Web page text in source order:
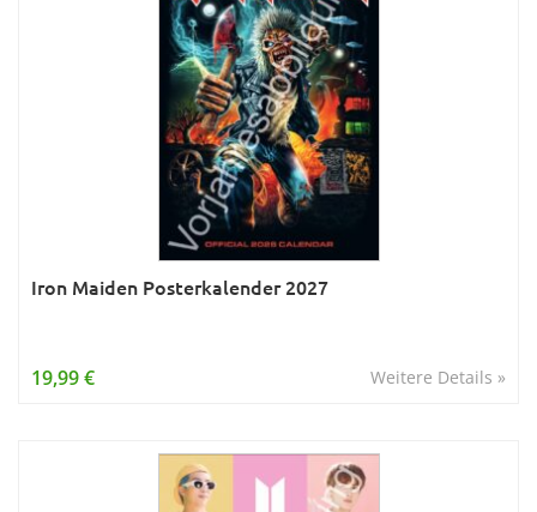
Iron Maiden Posterkalender 2027
Weitere Details »
19,99 €